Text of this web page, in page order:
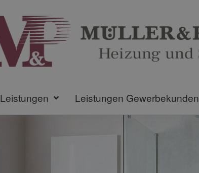
Leistungen Leistungen Gewerbekunden